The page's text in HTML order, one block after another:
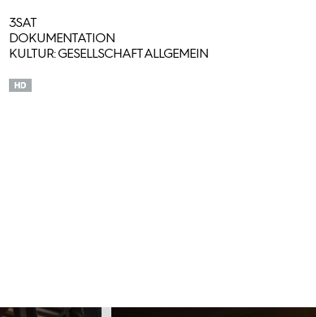
3SAT
DOKUMENTATION
KULTUR: GESELLSCHAFT ALLGEMEIN